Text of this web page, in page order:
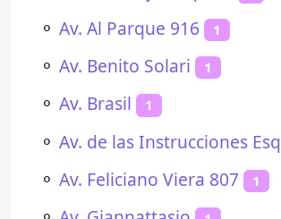
⚬ Av. Al Parque 916 1
⚬ Av. Benito Solari 1
⚬ Av. Brasil 1
⚬ Av. de las Instrucciones Esq
⚬ Av. Feliciano Viera 807 1